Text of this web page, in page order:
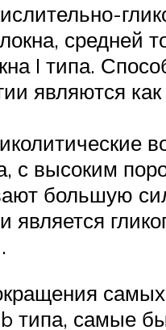
средней
I типа.
являются
высоким
большую
является
типа, самые